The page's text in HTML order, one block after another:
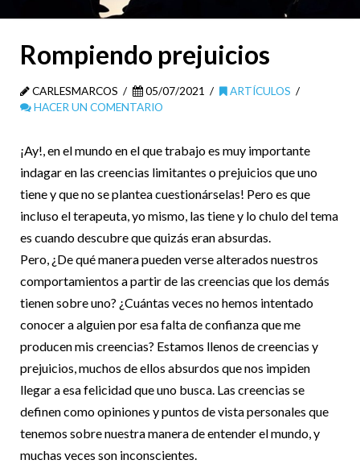
Rompiendo prejuicios
CARLESMARCOS 05/07/2021
ARTÍCULOS
HACER UN COMENTARIO
¡Ay!, en el mundo en el que trabajo es muy importante
indagar en las creencias limitantes o prejuicios que uno
tiene y que no se plantea cuestionárselas! Pero es que
incluso el terapeuta, yo mismo, las tiene y lo chulo del tema
es cuando descubre que quizás eran absurdas.
Pero, ¿De qué manera pueden verse alterados nuestros
comportamientos a partir de las creencias que los demás
tienen sobre uno? ¿Cuántas veces no hemos intentado
conocer a alguien por esa falta de confianza que me
producen mis creencias? Estamos llenos de creencias y
prejuicios, muchos de ellos absurdos que nos impiden
llegar a esa felicidad que uno busca. Las creencias se
definen como opiniones y puntos de vista personales que
tenemos sobre nuestra manera de entender el mundo, y
muchas veces son inconscientes.